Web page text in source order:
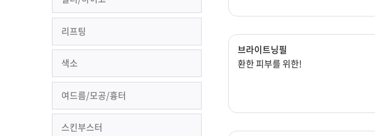
리프팅
색소
여드름/모공/흉터
스킨부스터
브라이트닝필
환한 피부를 위한!
여드름/모공
스킨부스터